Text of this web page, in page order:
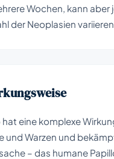
Wochen, kann aber
der Neoplasien variieren.
hat eine komplexe
und Warzen und
– das humane